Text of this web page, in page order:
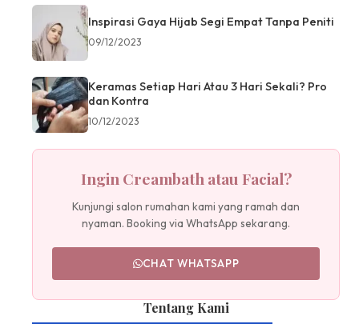
Inspirasi Gaya Hijab Segi Empat Tanpa Peniti
09/12/2023
Keramas Setiap Hari Atau 3 Hari Sekali? Pro
dan Kontra
10/12/2023
Ingin Creambath atau Facial?
Kunjungi salon rumahan kami yang ramah dan
nyaman. Booking via WhatsApp sekarang.
CHAT WHATSAPP
Tentang Kami